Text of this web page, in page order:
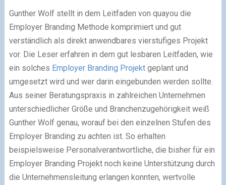
Gunther Wolf stellt in dem Leitfaden von quayou die
Employer Branding Methode komprimiert und gut
verständlich als direkt anwendbares vierstufiges Projekt
vor. Die Leser erfahren in dem gut lesbaren Leitfaden, wie
ein solches Employer Branding Projektgeplant und
umgesetzt wird und wer darin eingebunden werden sollte.
Aus seiner Beratungspraxis in zahlreichen Unternehmen
unterschiedlicher Größe und Branchenzugehörigkeit weiß
Gunther Wolf genau, worauf bei den einzelnen Stufen des
Employer Branding zu achten ist. So erhalten
beispielsweise Personalverantwortliche, die bisher für ein
Employer Branding Projekt noch keine Unterstützung durch
die Unternehmensleitung erlangen konnten, wertvolle